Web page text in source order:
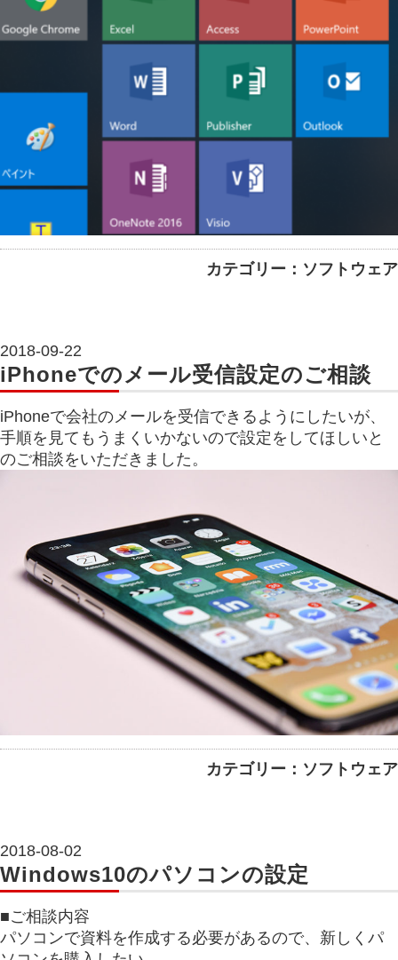
カテゴリー：ソフトウェア
2018-09-22
iPhoneでのメール受信設定のご相談
iPhoneで会社のメールを受信できるようにしたいが、
手順を見てもうまくいかないので設定をしてほしいと
のご相談をいただきました。
カテゴリー：ソフトウェア
2018-08-02
Windows10のパソコンの設定
■ご相談内容
パソコンで資料を作成する必要があるので、新しくパ